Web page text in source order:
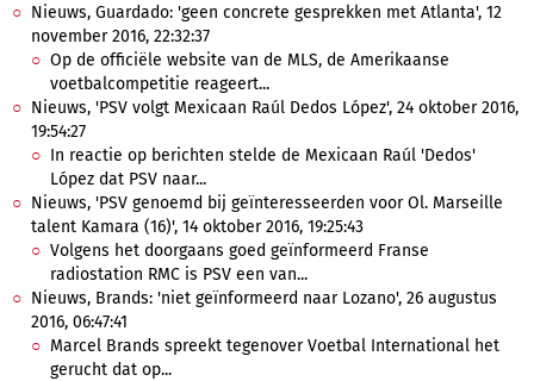
Nieuws, Guardado: 'geen concrete gesprekken met Atlanta', 12
november 2016, 22:32:37
Op de officiële website van de MLS, de Amerikaanse
voetbalcompetitie reageert...
Nieuws, 'PSV volgt Mexicaan Raúl Dedos López', 24 oktober 2016,
19:54:27
In reactie op berichten stelde de Mexicaan Raúl 'Dedos'
López dat PSV naar...
Nieuws, 'PSV genoemd bij geïnteresseerden voor Ol. Marseille
talent Kamara (16)', 14 oktober 2016, 19:25:43
Volgens het doorgaans goed geïnformeerd Franse
radiostation RMC is PSV een van...
Nieuws, Brands: 'niet geïnformeerd naar Lozano', 26 augustus
2016, 06:47:41
Marcel Brands spreekt tegenover Voetbal International het
gerucht dat op...